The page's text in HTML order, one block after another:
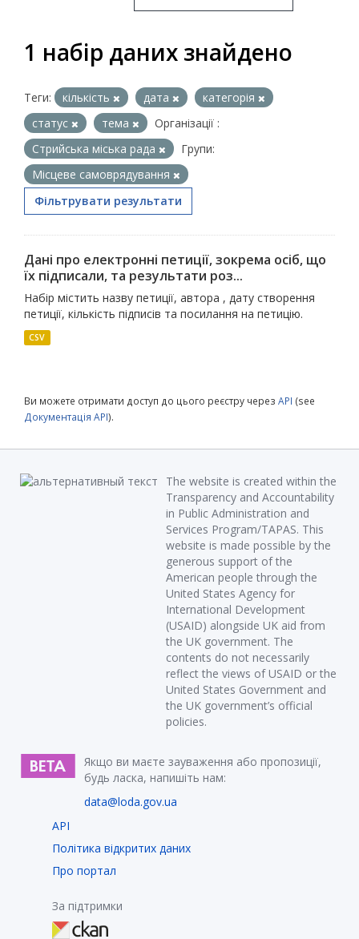
1 набір даних знайдено
Теги: кількість дата
категорія
статус
тема
Організації :
Стрийська міська рада
Групи:
Місцеве самоврядування
Фільтрувати результати
Дані про електронні петиції, зокрема осіб, що
їх підписали, та результати роз...
Набір містить назву петиції, автора , дату створення
петиції, кількість підписів та посилання на петицію.
CSV
Ви можете отримати доступ до цього реєстру через API (see
Документація API).
The website is created within the
Transparency and Accountability
in Public Administration and
Services Program/TAPAS. This
website is made possible by the
generous support of the
American people through the
United States Agency for
International Development
(USAID) alongside UK aid from
the UK government. The
contents do not necessarily
reflect the views of USAID or the
United States Government and
the UK government’s official
policies.
Якщо ви маєте зауваження або пропозиції,
будь ласка, напишіть нам:
data@loda.gov.ua
API
Політика відкритих даних
Про портал
За підтримки